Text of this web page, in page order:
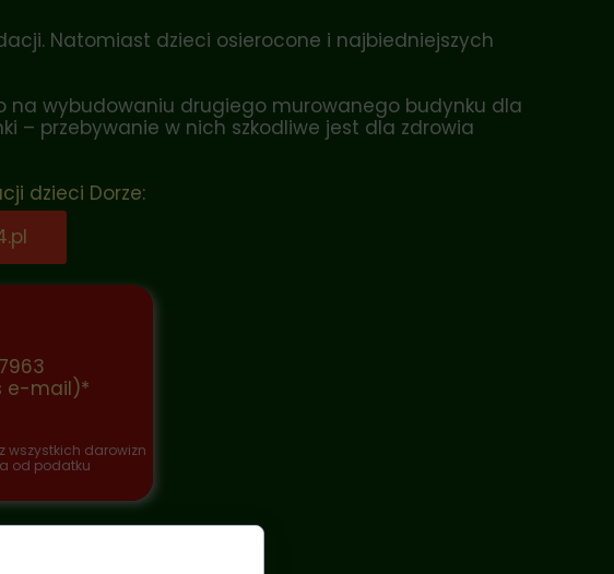
e-mail)*
darowizn
od podatku
Natomiast dzieci osierocone i najbiedniejszych
na wybudowaniu drugiego murowanego budynku dla
– przebywanie w nich szkodliwe jest dla zdrowia
dzieci Dorze: